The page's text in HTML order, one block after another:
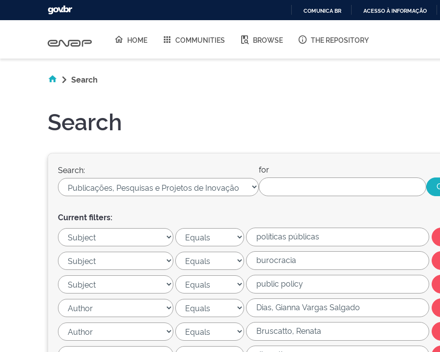
O
COMUNICA BR ACESSO À INFORMAÇÃO
HOME COMMUNITIES BROWSE THE REPOSITORY
Search
Search
Search: for
Current filters: